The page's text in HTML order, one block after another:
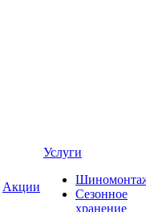
Акции
Услуги
Сезонное
хранение